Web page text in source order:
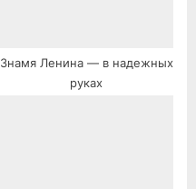
Знамя Ленина — в надежных
руках